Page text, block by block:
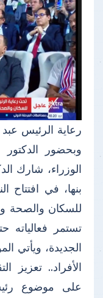
رعاية الرئيس
وبحضور
الوزراء، شارك
بنها، في افتتاح
الجديدة، ويأتي
الأفراد.. تعزيز
على موضوع